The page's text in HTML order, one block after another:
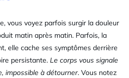
vous voyez parfois surgir la douleur
matin après matin. Parfois, la
elle cache ses symptômes derrière
persistante. Le corps vous signale
impossible à détourner. Vous notez